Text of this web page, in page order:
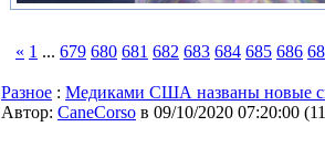
« 1 ... 679 680 681 682 683 684 685 686
Разное : Медиками США названы новые
Автор: CaneCorso в 09/10/2020 07:20:00 (